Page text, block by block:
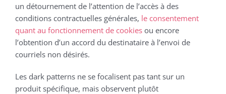
un détournement de l’attention de l’accès à des
conditions contractuelles générales, le consentement
quant au fonctionnement de cookiesou encore
l’obtention d’un accord du destinataire à l’envoi de
courriels non désirés.
Les dark patterns ne se focalisent pas tant sur un
produit spécifique, mais observent plutôt